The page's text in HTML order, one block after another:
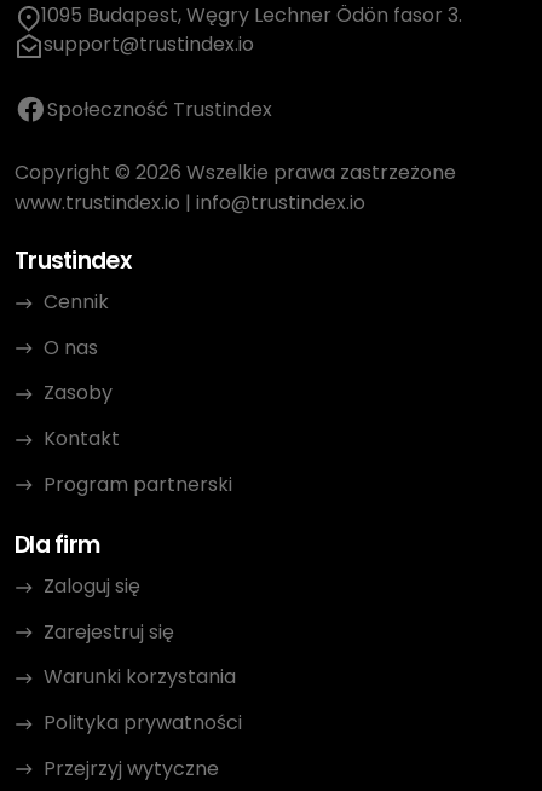
1095 Budapest, Węgry Lechner Ödön fasor 3.
support@trustindex.io
Społeczność Trustindex
Copyright © 2026 Wszelkie prawa zastrzeżone
www.trustindex.io | info@trustindex.io
Trustindex
Cennik
O nas
Zasoby
Kontakt
Program partnerski
Dla firm
Zaloguj się
Zarejestruj się
Warunki korzystania
Polityka prywatności
Przejrzyj wytyczne